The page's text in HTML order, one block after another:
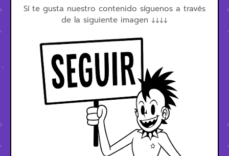
Sí te gusta nuestro contenido síguenos a través
de la siguiente imagen ↓↓↓↓